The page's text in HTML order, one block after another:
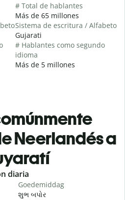
# Total de hablantes
Más de 65 millones
Sistema de escritura / Alfabeto
Gujarati
# Hablantes como segundo
idioma
Más de 5 millones
Neerlandés a
diaria
Goedemiddag
શુભ બપોર